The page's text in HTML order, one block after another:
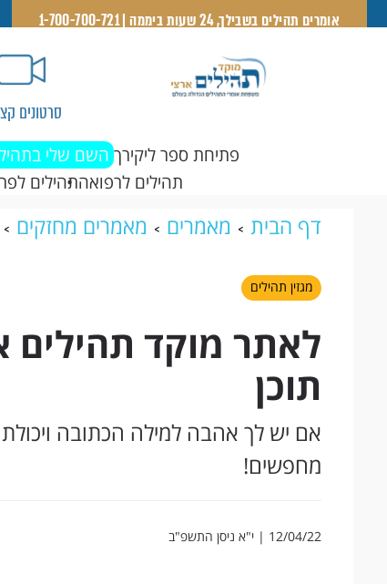
אומרים תהילים בשבילך, 24 שעות ביממה | 1-700-700-721
סרטונים
פתיחת ספר ליקירך השם שלי
תהילים לרפואהתהילים
דף הבית מאמרים מאמרים מחזקים
דרוש/ה משכתב/ת תוכן
מגזין תהילים
לאתר מוקד
תוכן
אם יש לך אהבה למילה הכתובה
מחפשים!
12/04/22 | י"א ניסן התשפ"ב